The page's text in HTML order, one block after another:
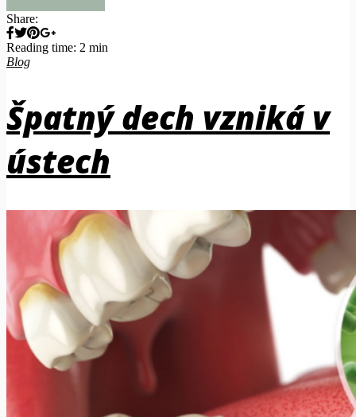
Share:
Reading time: 2 min
Blog
Špatný dech vzniká v
ústech